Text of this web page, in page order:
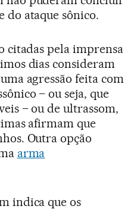
do ataque sônico.
citadas pela imprensa
dias consideram
agressão feita com
– ou seja, que
– ou de ultrassom,
afirmam que
Outra opção
arma
indica que os